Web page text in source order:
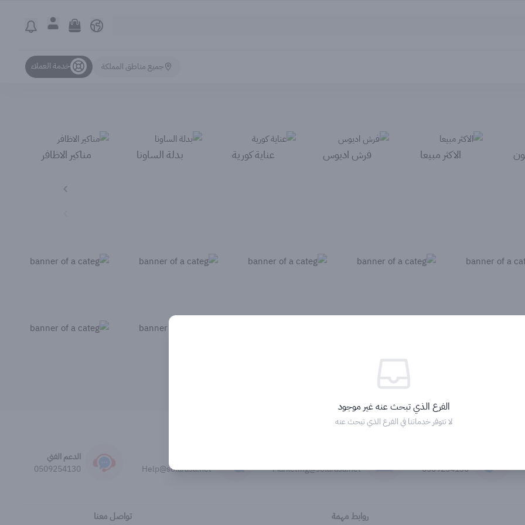
جميع مناطق المملكة خدمة العملاء
الاكثر مبيعا فرش اديوس عناية كورية بدلة الساونا مناكير الاظافر
0509254130
Marketing@solarasa.net
Help@solarasa.net
الدعم الفني
0509254130
روابط مهمة تواصل معنا
الفرع الذي تبحث عنه غير موجود
لا تتوفر خدماتنا في الفرع الذي تبحث عنه